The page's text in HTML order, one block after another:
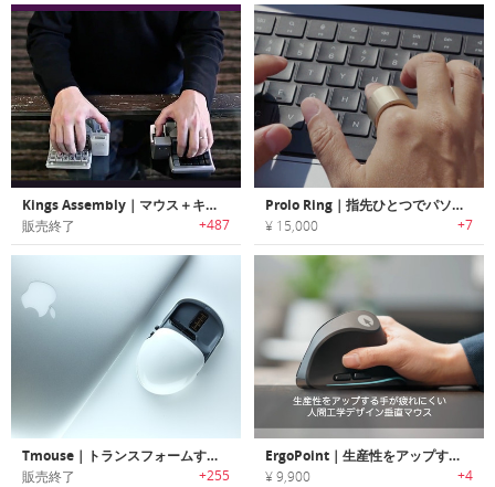
Kings Assembly｜マウス＋キーボード＋ジョイスティック
販売終了 +487
Prolo Ring｜指先ひとつでパソコンを操るカスタマイズ可能なスマートリング
¥ 15,000 +7
Tmouse｜トランスフォームするマウス「ティーマウス」
販売終了 +255
ErgoPoint｜生産性をアップする手が疲れにくい人間工学デザイン垂直マウス「エルゴポイント」
¥ 9,900 +4